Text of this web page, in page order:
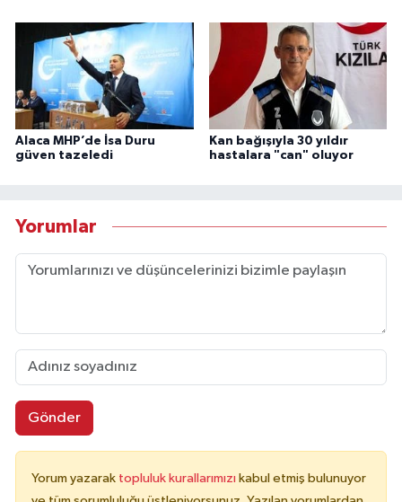
Alaca MHP’de İsa Duru
güven tazeledi
Kan bağışıyla 30 yıldır
hastalara "can" oluyor
Yorumlar
Gönder
Yorum yazarak topluluk kurallarımızı kabul etmiş bulunuyor